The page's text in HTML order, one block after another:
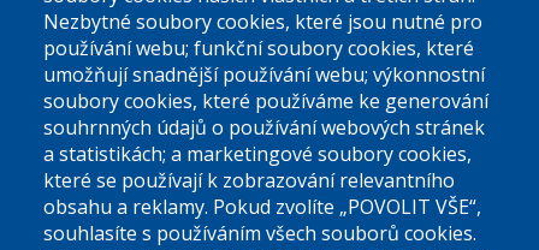
podatelna@praha9.cz
Úřední dny:
Nezbytné soubory cookies, které jsou nutné pro
používání webu; funkční soubory cookies, které
umožňují snadnější používání webu; výkonnostní
soubory cookies, které používáme ke generování
souhrnných údajů o používání webových stránek
a statistikách; a marketingové soubory cookies,
které se používají k zobrazování relevantního
obsahu a reklamy. Pokud zvolíte „POVOLIT VŠE“,
souhlasíte s používáním všech souborů cookies.